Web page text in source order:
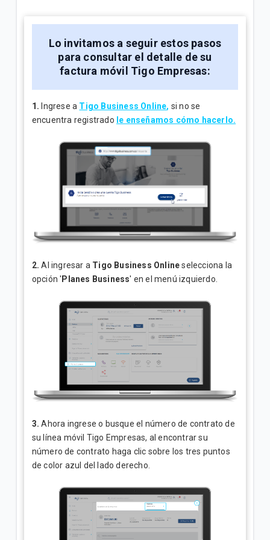
Explicación del Detalle de consumos en su factura
Tigo | Empresas
¿Cómo hacer reposición de SIM en Tigo Business
Online? | Empresas
Lo invitamos a seguir estos pasos
para consultar el detalle de su
factura móvil Tigo Empresas:
1. Ingrese a Tigo Business Online, si no se
encuentra registrado le enseñamos cómo hacerlo.
2. Al ingresar a Tigo Business Onlineselecciona la
opción 'Planes Business' en el menú izquierdo.
3. Ahora ingrese o busque el número de contrato de
su línea móvil Tigo Empresas, al encontrar su
número de contrato haga clic sobre los tres puntos
de color azul del lado derecho.